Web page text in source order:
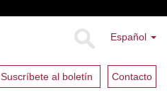
Español
Suscríbete al boletín Contacto